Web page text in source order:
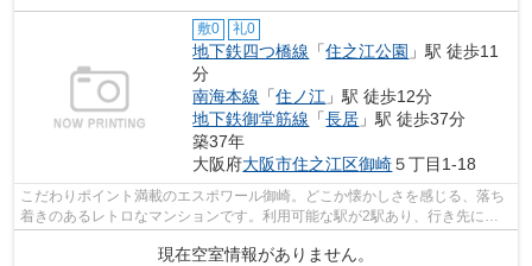
敷0 礼0
地下鉄四つ橋線 「住之江公園 」駅 徒歩11
分
南海本線 「住ノ江 」駅 徒歩12分
地下鉄御堂筋線 「長居 」駅 徒歩37分
築37年
大阪府大阪市住之江区御崎５丁目1-18
こだわりポイント満載のエスポワール御崎。どこか懐かしさを感じる、落ち
着きのあるレトロなマンションです。利用可能な駅が2駅あり、行き先に合
わせて使い分けができます。あると使い...
現在空室情報がありません。